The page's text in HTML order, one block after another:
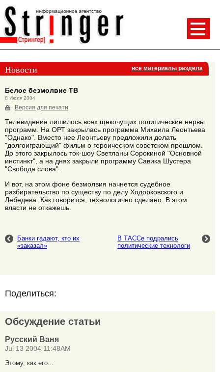
Новости все материалы раздела
Белое безмолвие ТВ
8 Июля 2004
Версия для печати
Телевидение лишилось всех щекочущих политические нервы
программ. На ОРТ закрылась программа Михаила Леонтьева
"Однако". Вместо нее Леонтьеву предложили делать
"долгоиграющий" фильм о героическом советском прошлом.
До этого закрылось ток-шоу Светланы Сорокиной "Основной
инстинкт", а на днях закрыли программу Савика Шустера
"Свобода слова".
И вот, на этом фоне безмолвия начнется судебное
разбирательство по существу по делу Ходорковского и
Лебедева. Как говорится, технологично сделано. В этом
власти не откажешь.
Банки гадают, кто их
«заказал»
В ТАССе подрались
политические технологи
Поделиться:
Обсуждение статьи
Русский Ваня
Jul 13 2004 11:48AM
Этому, как его...